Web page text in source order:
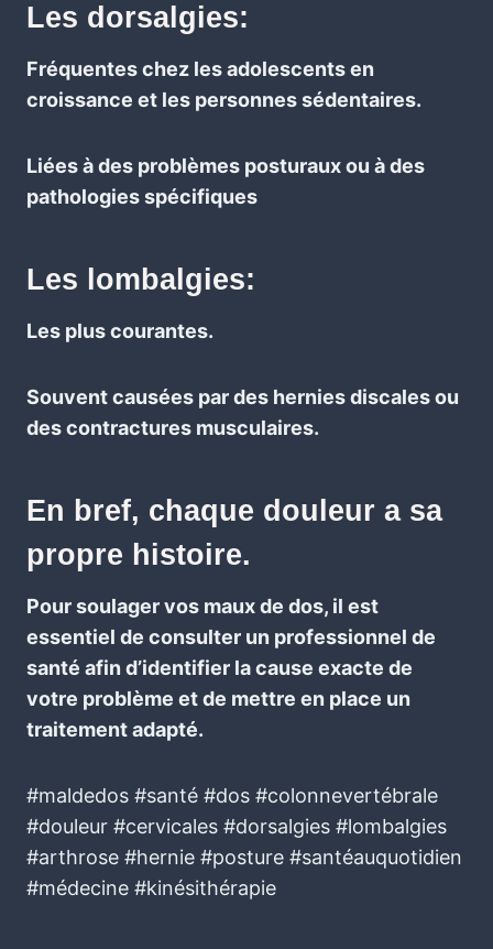
Les dorsalgies:
Fréquentes chez les adolescents en
croissance et les personnes sédentaires.
Liées à des problèmes posturaux ou à des
pathologies spécifiques
Les lombalgies:
Les plus courantes.
Souvent causées par des hernies discales ou
des contractures musculaires.
En bref, chaque douleur a sa
propre histoire.
Pour soulager vos maux de dos, il est
essentiel de consulter un professionnel de
santé afin d’identifier la cause exacte de
votre problème et de mettre en place un
traitement adapté.
#maldedos #santé #dos #colonnevertébrale
#douleur #cervicales #dorsalgies #lombalgies
#arthrose #hernie #posture #santéauquotidien
#médecine #kinésithérapie